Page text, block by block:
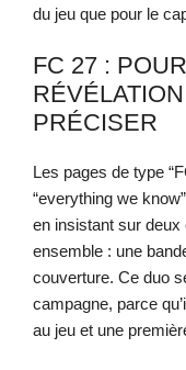
du jeu que pour le
FC 27 :
PRÉCISER
Les pages de type
“everything we
en insistant sur deux
ensemble : une
couverture. Ce duo
campagne, parce
au jeu et une